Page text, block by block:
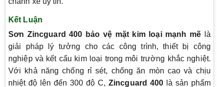
Kết Luận
Sơn Zincguard 400 bảo vệ mặt kim loại mạnh mẽ là
giải pháp lý tưởng cho các công trình, thiết bị công
nghiệp và kết cấu kim loại trong môi trường khắc nghiệt.
Với khả năng chống rỉ sét, chống ăn mòn cao và chịu
nhiệt độ lên đến 300 độ C,Zincguard 400là sản phẩm